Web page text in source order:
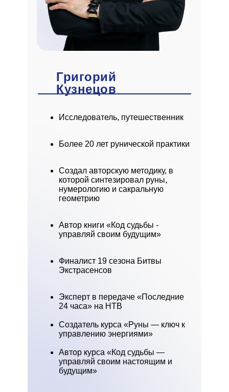
Исследователь, путешественник
Более 20 лет рунической практики
Создал авторскую методику, в
которой синтезировал руны,
нумерологию и сакральную
геометрию
Автор книги «Код судьбы -
управляй своим будущим»
Финалист 19 сезона Битвы
Экстрасенсов
Эксперт в передаче «Последние
24 часа» на НТВ
Создатель курса «Руны — ключ к
управлению энергиями»
Автор курса «Код судьбы —
управляй своим настоящим и
будущим»
Григорий
Кузнецов